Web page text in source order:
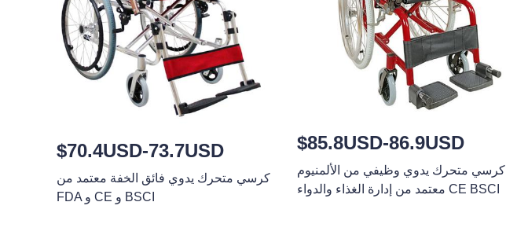
$70.4USD-73.7USD
كرسي متحرك يدوي فائق الخفة معتمد من
FDA و CE و BSCI
$85.8USD-86.9USD
كرسي متحرك يدوي وظيفي من الألمنيوم
معتمد من إدارة الغذاء والدواء CE BSCI